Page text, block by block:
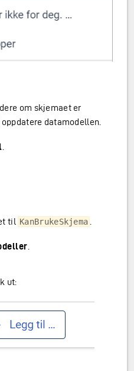
om skjemaet er
datamodellen.
.
til KanBrukeSkjema .
.
ut: